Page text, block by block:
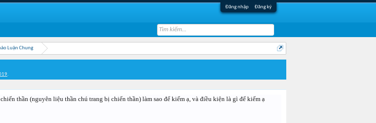
Đăng nhập Đăng ký
Luận Chung
.
thần (nguyên liệu thần chú trang bị chiến thần) làm sao để kiếm ạ, và điều kiện là gì để kiếm ạ